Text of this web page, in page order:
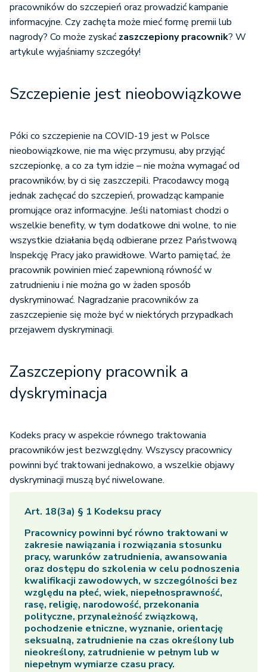
pracowników do szczepień oraz prowadzić kampanie
informacyjne. Czy zachęta może mieć formę premii lub
nagrody? Co może zyskać zaszczepiony pracownik? W
artykule wyjaśniamy szczegóły!
Szczepienie jest nieobowiązkowe
Póki co szczepienie na COVID-19 jest w Polsce
nieobowiązkowe, nie ma więc przymusu, aby przyjąć
szczepionkę, a co za tym idzie – nie można wymagać od
pracowników, by ci się zaszczepili. Pracodawcy mogą
jednak zachęcać do szczepień, prowadząc kampanie
promujące oraz informacyjne. Jeśli natomiast chodzi o
wszelkie benefity, w tym dodatkowe dni wolne, to nie
wszystkie działania będą odbierane przez Państwową
Inspekcję Pracy jako prawidłowe. Warto pamiętać, że
pracownik powinien mieć zapewnioną równość w
zatrudnieniu i nie można go w żaden sposób
dyskryminować. Nagradzanie pracowników za
zaszczepienie się może być w niektórych przypadkach
przejawem dyskryminacji.
Zaszczepiony pracownik a
dyskryminacja
Kodeks pracy w aspekcie równego traktowania
pracowników jest bezwzględny. Wszyscy pracownicy
powinni być traktowani jednakowo, a wszelkie objawy
dyskryminacji muszą być niwelowane.
Art. 18(3a) § 1 Kodeksu pracy
Pracownicy powinni być równo traktowani w
zakresie nawiązania i rozwiązania stosunku
pracy, warunków zatrudnienia, awansowania
oraz dostępu do szkolenia w celu podnoszenia
kwalifikacji zawodowych, w szczególności bez
względu na płeć, wiek, niepełnosprawność,
rasę, religię, narodowość, przekonania
polityczne, przynależność związkową,
pochodzenie etniczne, wyznanie, orientację
seksualną, zatrudnienie na czas określony lub
nieokreślony, zatrudnienie w pełnym lub w
niepełnym wymiarze czasu pracy.